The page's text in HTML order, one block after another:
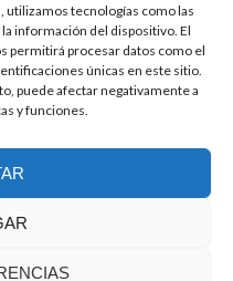
tecnologías como las
información del dispositivo. El
permitirá procesar datos como el
únicas en este sitio.
puede afectar negativamente a
y funciones.
682
Go
to